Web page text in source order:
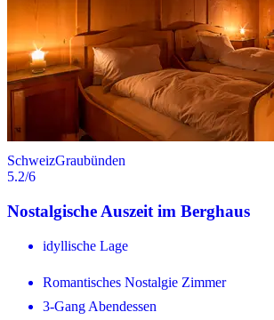
SchweizGraubünden
5.2/6
Nostalgische Auszeit im Berghaus
idyllische Lage
Romantisches Nostalgie Zimmer
3-Gang Abendessen